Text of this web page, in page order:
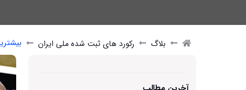
بلاگ رکورد های ثبت شده ملی ایران